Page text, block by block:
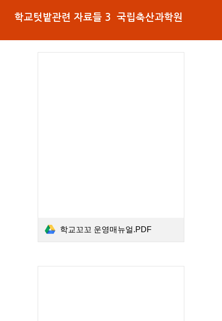
학교텃밭관련 자료들 3 국립축산과학원
학교꼬꼬 운영매뉴얼.PDF